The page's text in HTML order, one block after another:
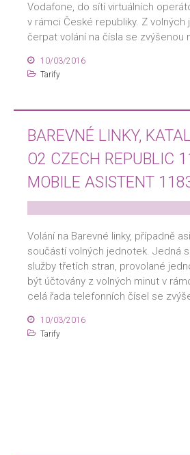
Vodafone, do sítí virtuálních
v rámci České republiky. Z volných
čerpat volání na čísla se zvýšenou
10/03/2016
Tarify
BAREVNÉ LINKY,
O2 CZECH REPUBLIC
MOBILE ASISTENT
Volání na Barevné linky, případně
součástí volných jednotek. Jedná
služby třetích stran, provolané
být účtovány z volných minut v
celá řada telefonních čísel se
10/03/2016
Tarify